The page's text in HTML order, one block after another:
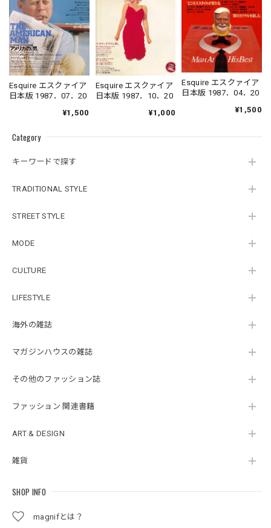
Category
キーワードで探す
TRADITIONAL STYLE
STREET STYLE
MODE
CULTURE
LIFESTYLE
海外の雑誌
マガジンハウスの雑誌
その他のファッション誌
ファッション 関連書籍
ART & DESIGN
雑貨
SHOP INFO
magnifとは？
Esquire エスクァイア
日本版 1987．07．20
¥1,500
Esquire エスクァイア
日本版 1987．10．20
¥1,000
Esquire エスクァイア
日本版 1987．04．20
¥1,500